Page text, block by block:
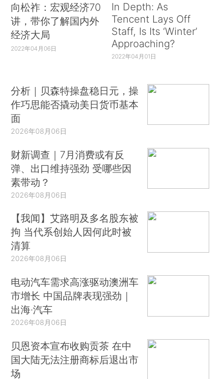
向松祚：宏观经济70
讲，带你了解国内外
经济大局
2022年04月06日
In Depth: As
Tencent Lays Off
Staff, Is Its ‘Winter’
Approaching?
2022年04月01日
分析｜贝森特操盘稳日元，操
作巧思能否撬动美日货币基本
面
2026年08月06日
财新调查｜7月消费或有反
弹、出口维持强劲 受哪些因
素带动？
2026年08月06日
【我闻】艾路明及多名股东被
拘 当代系创始人因何此时被
清算
2026年08月06日
电动汽车需求高涨驱动澳洲车
市增长 中国品牌表现强劲｜
出海·汽车
2026年08月06日
贝恩资本宣布收购贡茶 在中
国大陆无法注册商标后退出市
场